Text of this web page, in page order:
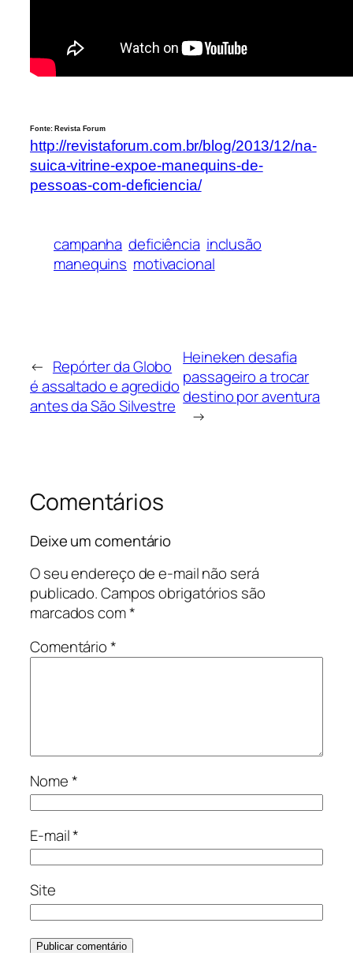
Fonte: Revista Forum
http://revistaforum.com.br/blog/2013/12/na-
suica-vitrine-expoe-manequins-de-
pessoas-com-deficiencia/
campanha deficiência inclusão
manequins motivacional
← Repórter da Globo
é assaltado e agredido
antes da São Silvestre
Heineken desafia
passageiro a trocar
destino por aventura
→
Comentários
Deixe um comentário
O seu endereço de e-mail não será
publicado.Campos obrigatórios são
marcados com*
Comentário*
Nome*
E-mail*
Site